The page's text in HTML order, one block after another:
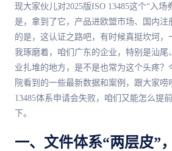
现大家伙儿对2025版ISO 13485这个“入场
是，拿到了它，产品进欧盟市场、国内注
的是，这认证之路吧，有时候真挺坎坷，
我琢磨着，咱们广东的企业，特别是汕尾
业扎堆的地方，是不是也常为这个头疼？
院看到的一些最新数据和案例，跟大家唠
13485体系申请会失败，咱们又能怎么提
下。
一、文件体系“两层皮”